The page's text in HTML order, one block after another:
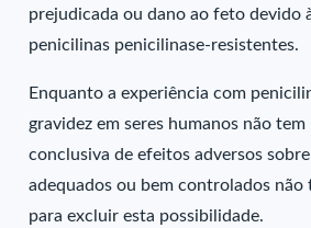
prejudicada ou dano ao feto devido
penicilinas penicilinase-resistentes.
Enquanto a experiência com
gravidez em seres humanos não
conclusiva de efeitos adversos
adequados ou bem controlados não
para excluir esta possibilidade.